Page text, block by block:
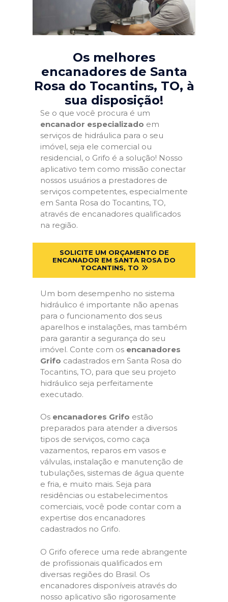
Os melhores
encanadores de Santa
Rosa do Tocantins, TO, à
sua disposição!
Se o que você procura é um
encanador especializado em
serviços de hidráulica para o seu
imóvel, seja ele comercial ou
residencial, o Grifo é a solução! Nosso
aplicativo tem como missão conectar
nossos usuários a prestadores de
serviços competentes, especialmente
em Santa Rosa do Tocantins, TO,
através de encanadores qualificados
na região.
SOLICITE UM ORÇAMENTO DE
ENCANADOR EM SANTA ROSA DO
TOCANTINS, TO
Um bom desempenho no sistema
hidráulico é importante não apenas
para o funcionamento dos seus
aparelhos e instalações, mas também
para garantir a segurança do seu
imóvel. Conte com os encanadores
Grifo cadastrados em Santa Rosa do
Tocantins, TO, para que seu projeto
hidráulico seja perfeitamente
executado.
Os encanadores Grifo estão
preparados para atender a diversos
tipos de serviços, como caça
vazamentos, reparos em vasos e
válvulas, instalação e manutenção de
tubulações, sistemas de água quente
e fria, e muito mais. Seja para
residências ou estabelecimentos
comerciais, você pode contar com a
expertise dos encanadores
cadastrados no Grifo.
O Grifo oferece uma rede abrangente
de profissionais qualificados em
diversas regiões do Brasil. Os
encanadores disponíveis através do
nosso aplicativo são rigorosamente